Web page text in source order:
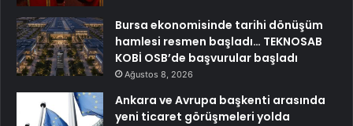
Bursa ekonomisinde tarihi dönüşüm
hamlesi resmen başladı… TEKNOSAB
KOBİ OSB’de başvurular başladı
Ağustos 8, 2026
Ankara ve Avrupa başkenti arasında
yeni ticaret görüşmeleri yolda